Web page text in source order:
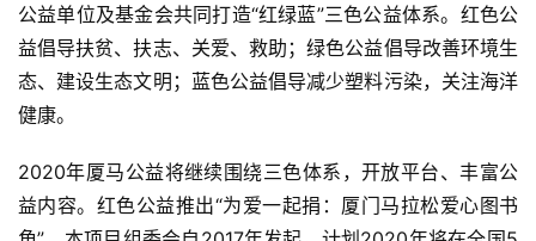
公益单位及基金会共同打造“红绿蓝”三色公益体系。红色公
益倡导扶贫、扶志、关爱、救助；绿色公益倡导改善环境生
态、建设生态文明；蓝色公益倡导减少塑料污染，关注海洋
健康。
2020年厦马公益将继续围绕三色体系，开放平台、丰富公
益内容。红色公益推出“为爱一起捐：厦门马拉松爱心图书